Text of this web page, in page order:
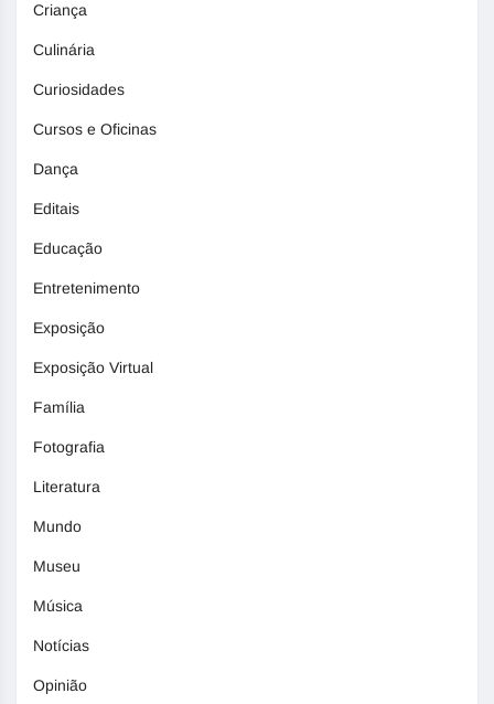
Criança
Culinária
Curiosidades
Cursos e Oficinas
Dança
Editais
Educação
Entretenimento
Exposição
Exposição Virtual
Família
Fotografia
Literatura
Mundo
Museu
Música
Notícias
Opinião